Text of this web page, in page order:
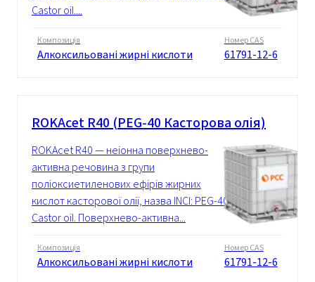
Castor oil....
Композиція
Алкоксильовані жирні кислоти
Номер CAS
61791-12-6
ROKAcet R40 (PEG-40 Касторова олія)
ROKAcet R40 — неіонна поверхнево-
активна речовина з групи
поліоксиетиленових ефірів жирних
кислот касторової олії, назва INCI: PEG-40
Castor oil. Поверхнево-активна...
Композиція
Алкоксильовані жирні кислоти
Номер CAS
61791-12-6